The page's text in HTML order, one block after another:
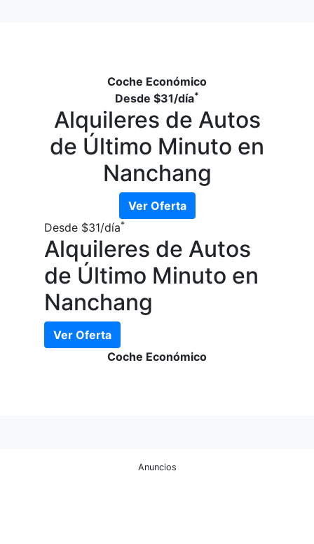
Coche Económico
Desde $31/día*
Alquileres de Autos
de Último Minuto en
Nanchang
Ver Oferta
Desde $31/día*
Alquileres de Autos
de Último Minuto en
Nanchang
Ver Oferta
Coche Económico
Anuncios